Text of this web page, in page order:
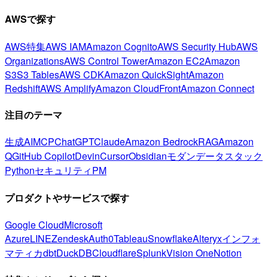
AWSで探す
AWS特集AWS IAMAmazon CognitoAWS Security HubAWS
OrganizationsAWS Control TowerAmazon EC2Amazon
S3S3 TablesAWS CDKAmazon QuickSightAmazon
RedshiftAWS AmplifyAmazon CloudFrontAmazon Connect
注目のテーマ
生成AIMCPChatGPTClaudeAmazon BedrockRAGAmazon
QGitHub CopilotDevinCursorObsidianモダンデータスタック
PythonセキュリティPM
プロダクトやサービスで探す
Google CloudMicrosoft
AzureLINEZendeskAuth0TableauSnowflakeAlteryxインフォ
マティカdbtDuckDBCloudflareSplunkVision OneNotion